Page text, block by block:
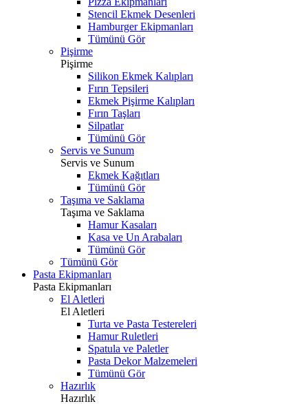
Stencil Ekmek Desenleri
Hamburger Ekipmanları
Tümünü Gör
Pişirme
Pişirme
Silikon Ekmek Kalıpları
Fırın Tepsileri
Ekmek Pişirme Kalıpları
Fırın Taşları
Silpatlar
Tümünü Gör
Servis ve Sunum
Servis ve Sunum
Ekmek Kağıtları
Tümünü Gör
Taşıma ve Saklama
Taşıma ve Saklama
Hamur Kasaları
Kasa ve Un Arabaları
Tümünü Gör
Tümünü Gör
Pasta Ekipmanları
Pasta Ekipmanları
El Aletleri
El Aletleri
Turta ve Pasta Testereleri
Hamur Ruletleri
Spatula ve Paletler
Pasta Dekor Malzemeleri
Tümünü Gör
Hazırlık
Hazırlık